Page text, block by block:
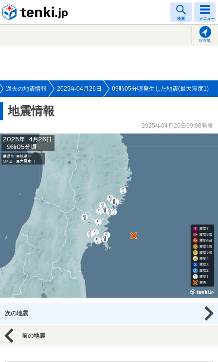
検索 メニュー
現在地
過去の地震情報 2025年04月26日 09時05分頃発生した地震(最大震度1)
地震情報
2025年04月26日09:08発表
次の地震
前の地震